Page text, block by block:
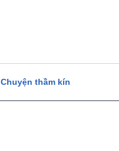
Chuyện thầm kín